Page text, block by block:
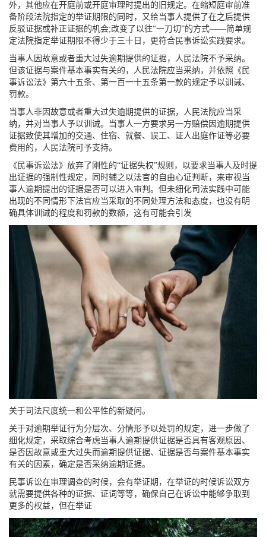
外，其他应在开庭前或开庭审理时提出的旧规定。在缩短庭审前准
备阶段法院指定的举证期限的同时，又给当事人提供了在之后提供
反驳证据或补正证据的机会;改变了以往“一刀切”的方式——简单规
定法院指定举证期限不得少于三十日，更符合民事诉讼实践要求。
当事人因故意或者重大过失逾期提供的证据，人民法院不予采纳。
但该证据与案件基本事实有关的，人民法院应当采纳，并依照《民
事诉讼法》第六十五条、第一百一十五条第一款的规定予以训诫、
罚款。
当事人非因故意或者重大过失逾期提供的证据，人民法院应当采
纳，并对当事人予以训诫。当事人一方要求另一方赔偿因逾期提供
证据致使其增加的交通、住宿、就餐、误工、证人出庭作证等必要
费用的，人民法院可予支持。
《民事诉讼法》放弃了刚性的“证据失权”规则，以要求当事人及时提
出证据的强制性规定，同时辅之以法官的自由心证判断，来审视当
事人逾期提出的证据是否可以进入审判。但未细化司法实践中可能
出现的不同情形下法官应当采取的不同处理方法和态度，也没有明
确具体训诫的程度和罚款的数额，这有可能会引发
关于司法尺度统一和公平性的新疑问。
关于对逾期举证行为分层次、分情形予以处罚的规定，进一步做了
细化规定，采取综合考虑当事人逾期提供证据是否具有客观原因、
是否因故意或重大过失而逾期提供证据、证据是否与案件基本事实
有关的因素，确定是否采纳逾期证据。
民事诉讼在审理调查的时候，会有举证期，在举证的时候诉讼双方
就需要提供各种的证据、证词等等，确保自己在诉讼中能够争取到
更多的权益，但在举证